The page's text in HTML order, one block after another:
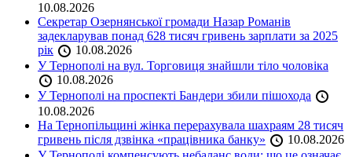
10.08.2026
Секретар Озернянської громади Назар Романів
задекларував понад 628 тисяч гривень зарплати за 2025
рік
10.08.2026
У Тернополі на вул. Торговиця знайшли тіло чоловіка
10.08.2026
У Тернополі на проспекті Бандери збили пішохода
10.08.2026
На Тернопільщині жінка перерахувала шахраям 28 тисяч
гривень після дзвінка «працівника банку»
10.08.2026